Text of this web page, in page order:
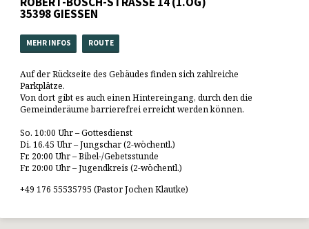
35398 GIESSEN
MEHR INFOS ROUTE
Auf der Rückseite des Gebäudes finden sich zahlreiche
Parkplätze.
Von dort gibt es auch einen Hintereingang, durch den die
Gemeinderäume barrierefrei erreicht werden können.
So. 10:00 Uhr – Gottesdienst
Di. 16.45 Uhr – Jungschar (2-wöchentl.)
Fr. 20:00 Uhr – Bibel-/Gebetsstunde
Fr. 20:00 Uhr – Jugendkreis (2-wöchentl.)
+49 176 55535795 (Pastor Jochen Klautke)